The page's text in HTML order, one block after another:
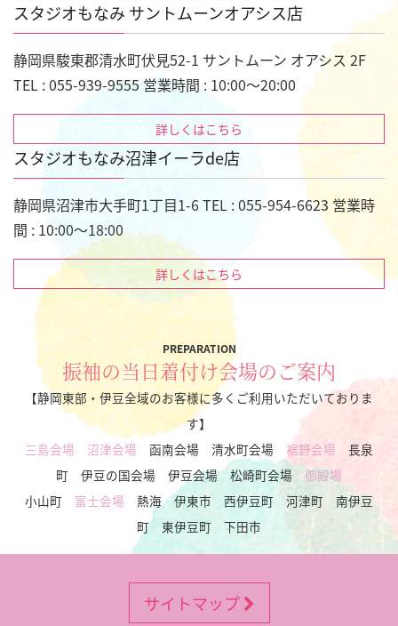
スタジオもなみ サントムーンオアシス店
静岡県駿東郡清水町伏見52-1 サントムーン オアシス 2F
TEL : 055-939-9555 営業時間 : 10:00～20:00
詳しくはこちら
スタジオもなみ沼津イーラde店
静岡県沼津市大手町1丁目1-6 TEL : 055-954-6623 営業時
間 : 10:00～18:00
詳しくはこちら
PREPARATION
振袖の当日着付け会場のご案内
【静岡東部・伊豆全域のお客様に多くご利用いただいておりま
す】
三島会場
沼津会場 函南会場 清水町会場 裾野会場 長泉
町 伊豆の国会場 伊豆会場 松崎町会場 御殿場
小山町 富士会場 熱海 伊東市 西伊豆町 河津町 南伊豆
町 東伊豆町 下田市
サイトマップ